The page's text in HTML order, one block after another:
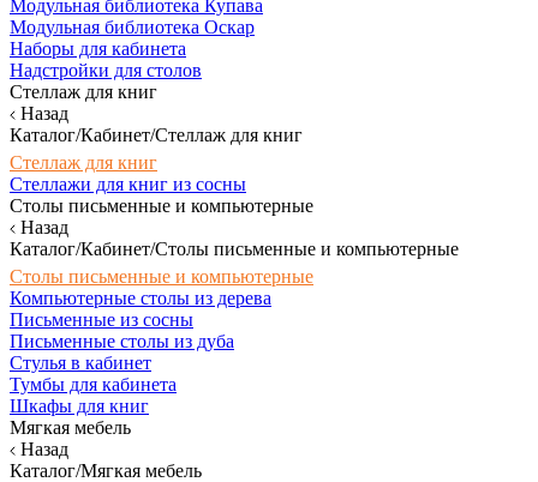
Модульная библиотека Купава
Модульная библиотека Оскар
Наборы для кабинета
Надстройки для столов
Стеллаж для книг
Назад
Каталог/Кабинет/Стеллаж для книг
Стеллаж для книг
Стеллажи для книг из сосны
Столы письменные и компьютерные
Назад
Каталог/Кабинет/Столы письменные и компьютерные
Столы письменные и компьютерные
Компьютерные столы из дерева
Письменные из сосны
Письменные столы из дуба
Стулья в кабинет
Тумбы для кабинета
Шкафы для книг
Мягкая мебель
Назад
Каталог/Мягкая мебель